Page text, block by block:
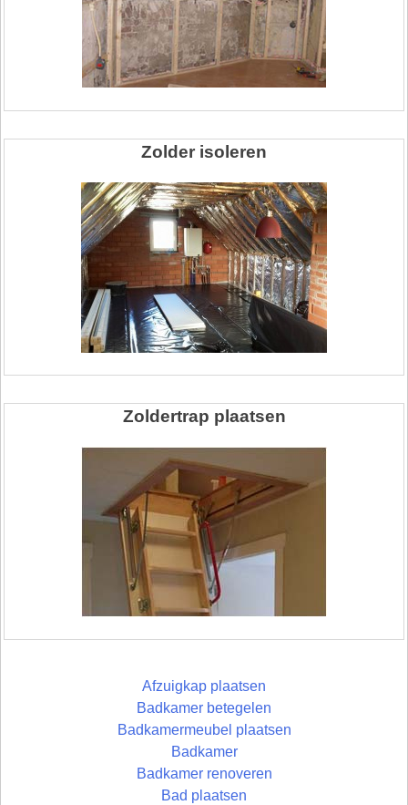
Zolder isoleren
Zoldertrap plaatsen
Afzuigkap plaatsen
Badkamer betegelen
Badkamermeubel plaatsen
Badkamer
Badkamer renoveren
Bad plaatsen